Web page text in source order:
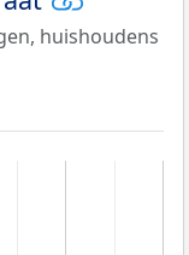
huishoudens